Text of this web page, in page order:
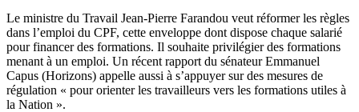
Le ministre du Travail Jean-Pierre Farandou veut réformer les règles
dans l’emploi du CPF, cette enveloppe dont dispose chaque salarié
pour financer des formations. Il souhaite privilégier des formations
menant à un emploi. Un récent rapport du sénateur Emmanuel
Capus (Horizons) appelle aussi à s’appuyer sur des mesures de
régulation « pour orienter les travailleurs vers les formations utiles à
la Nation ».